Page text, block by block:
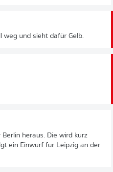
weg und sieht dafür Gelb.
heraus. Die wird kurz
ein Einwurf für Leipzig an der